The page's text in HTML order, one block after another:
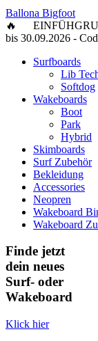
Ballona Bigfoot
🔥
bis 30.09.2026 -
Surfboards
Lib
Softdog
Wakeboards
Boot
Park
Hybrid
Skimboards
Surf Zubehör
Bekleidung
Accessories
Neopren
Wakeboard
Wakeboard
Finde jetzt
dein neues
Surf- oder
Wakeboard
Klick hier